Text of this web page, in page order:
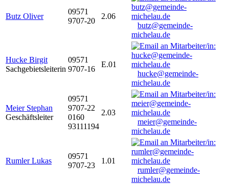
Butz Oliver
09571
9707-20
2.06
butz@gemeinde-
michelau.de
Hucke Birgit
Sachgebietsleiterin
09571
9707-16
E.01
hucke@gemeinde-
michelau.de
Meier Stephan
Geschäftsleiter
09571
9707-22
0160
93111194
2.03
meier@gemeinde-
michelau.de
Rumler Lukas
09571
9707-23
1.01
rumler@gemeinde-
michelau.de